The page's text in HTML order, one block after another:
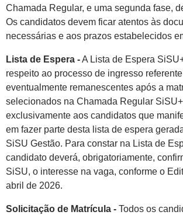
Chamada Regular, e uma segunda fase,
Os candidatos devem ficar atentos às
necessárias e aos prazos estabelecidos
Lista de Espera -A Lista de Espera
respeito ao processo de ingresso
eventualmente remanescentes após a
selecionados na Chamada Regular
exclusivamente aos candidatos que
em fazer parte desta lista de espera
SiSU Gestão. Para constar na Lista de
candidato deverá, obrigatoriamente,
SiSU, o interesse na vaga, conforme o
abril de 2026.
Solicitação de Matrícula - Todos os